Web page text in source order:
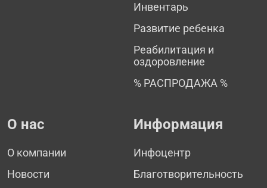
Инвентарь
Развитие ребенка
Реабилитация и
оздоровление
% РАСПРОДАЖА %
О нас
О компании
Новости
Информация
Инфоцентр
Благотворительность